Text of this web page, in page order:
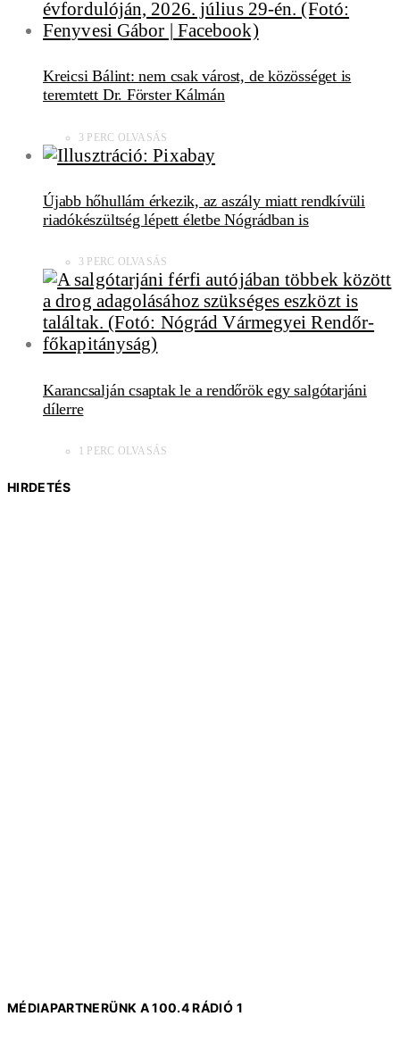
Kreicsi Bálint: nem csak várost, de közösséget is
teremtett Dr. Förster Kálmán
3 PERC OLVASÁS
Újabb hőhullám érkezik, az aszály miatt rendkívüli
riadókészültség lépett életbe Nógrádban is
3 PERC OLVASÁS
Karancsalján csaptak le a rendőrök egy salgótarjáni
dílerre
1 PERC OLVASÁS
HIRDETÉS
MÉDIAPARTNERÜNK A 100.4 RÁDIÓ 1